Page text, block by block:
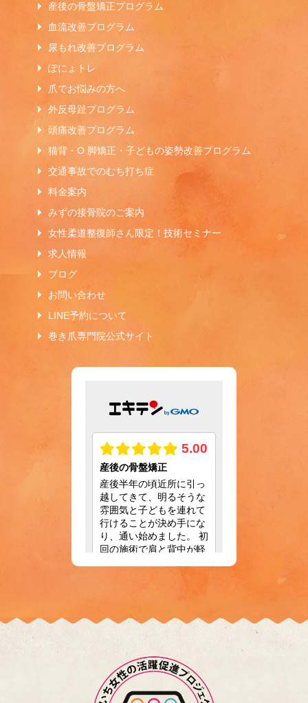
産後の骨盤矯正プログラム
血流改善プログラム
尿もれ改善プログラム
ぽにょトレ
爪でお悩みの方へ
外反母趾プログラム
頭痛改善プログラム
猫背・O 脚矯正・子どもの姿勢改善プログラム
交通事故でのむち打ち症
料金案内
みずの接骨院のご案内
女性柔道整復師さん限定！技術セミナー
求人情報
ブログ
お問い合わせ
LINE予約について
巻き爪専門院公式サイト